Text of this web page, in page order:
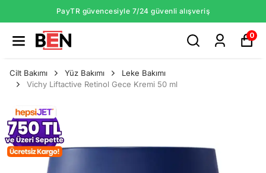
PayTR güvencesiyle 7/24 güvenli alışveriş
0
Cilt Bakımı Yüz Bakımı
Leke Bakımı
Vichy Liftactive Retinol Gece Kremi 50 ml